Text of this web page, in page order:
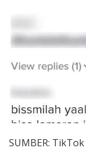
SUMBER: TikTok